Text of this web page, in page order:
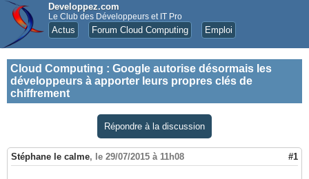
Developpez.com
Le Club des Développeurs et IT Pro
Actus Forum Cloud Computing Emploi
Cloud Computing : Google autorise désormais les
développeurs à apporter leurs propres clés de
chiffrement
Répondre à la discussion
Stéphane le calme, le 29/07/2015 à 11h08 #1